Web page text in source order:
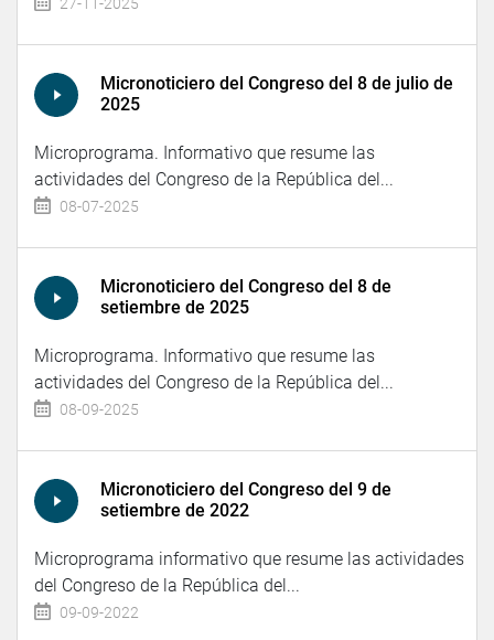
Micronoticiero del Congreso del 8 de julio de
2025
Microprograma. Informativo que resume las
actividades del Congreso de la República del...
08-07-2025
Micronoticiero del Congreso del 8 de
setiembre de 2025
Microprograma. Informativo que resume las
actividades del Congreso de la República del...
08-09-2025
Micronoticiero del Congreso del 9 de
setiembre de 2022
Microprograma informativo que resume las actividades
del Congreso de la República del...
09-09-2022